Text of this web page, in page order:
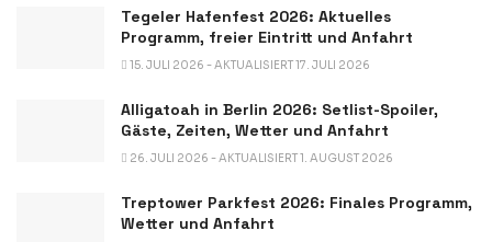
Tegeler Hafenfest 2026: Aktuelles
Programm, freier Eintritt und Anfahrt
15. JULI 2026 - AKTUALISIERT 17. JULI 2026
Alligatoah in Berlin 2026: Setlist-Spoiler,
Gäste, Zeiten, Wetter und Anfahrt
26. JULI 2026 - AKTUALISIERT 1. AUGUST 2026
Treptower Parkfest 2026: Finales Programm,
Wetter und Anfahrt